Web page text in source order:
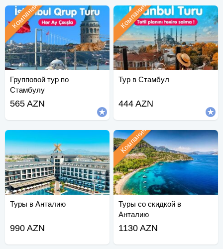
Групповой тур по
Стамбулу
Компания
565 AZN
Тур в Стамбул
Компания
444 AZN
Туры в Анталию
990 AZN
Туры со скидкой в
Анталию
Компания
1130 AZN